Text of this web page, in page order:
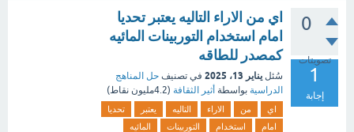
0
تصويتات
1
إجابة
اي من الاراء التاليه يعتبر تحديا
امام استخدام التوربينات المائيه
كمصدر للطاقه
سُئل يناير 13، 2025 في تصنيف حل المناهج
الدراسية بواسطة أثير الثقافة (4.2مليون نقاط)
اي من الاراء التاليه يعتبر
تحديا
امام
استخدام التوربينات
المائيه